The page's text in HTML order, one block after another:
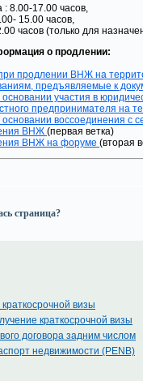
: 8.00-17.00 часов,
15.00 часов,
часов (только для
о продлении:
продлении ВНЖ на
предъявляемые к
участия в
предпринимателя на
воссоединения с
ВНЖ (первая ветка)
ВНЖ на форуме (вторая
страница?
визы
краткосрочной визы
договора задним числом
недвижимости (PENB)